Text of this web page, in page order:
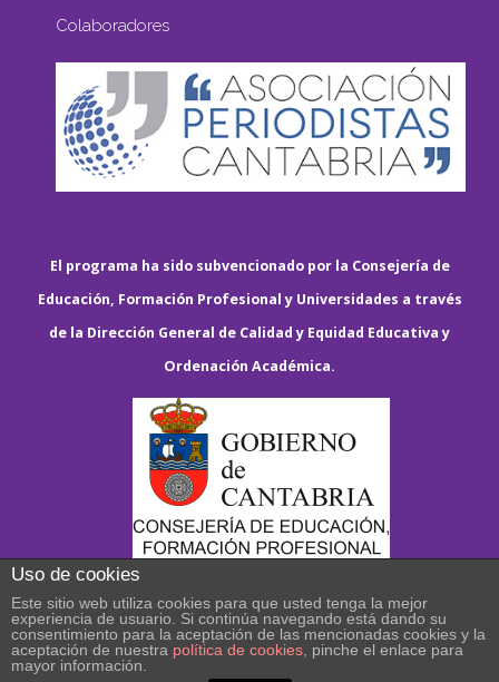
Colaboradores
El programa ha sido subvencionado por la Consejería de
Educación, Formación Profesional y Universidades a través
de la Dirección General de Calidad y Equidad Educativa y
Ordenación Académica.
Uso de cookies
Este sitio web utiliza cookies para que usted tenga la mejor
experiencia de usuario. Si continúa navegando está dando su
consentimiento para la aceptación de las mencionadas cookies y la
aceptación de nuestra política de cookies , pinche el enlace para
mayor información.